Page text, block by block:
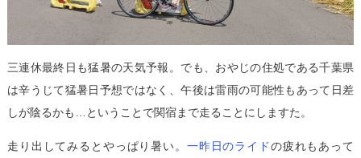
三連休最終日も猛暑の天気予報。でも、おやじの住処である千葉県
は辛うじて猛暑日予想ではなく、午後は雷雨の可能性もあって日差
しが陰るかも…ということで関宿まで走ることにしますた。
走り出してみるとやっぱり暑い。 一昨日のライドの疲れもあって